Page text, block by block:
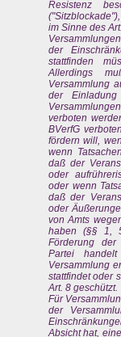
Resistenz
im Sinne des
der
stattfinden
Allerdings
Versammlung
der
verboten
BVerfG
fördern will,
wenn
daß der
oder
oder wenn
daß der
oder
von Amts
haben (§§ 1,
Förderung
Partei
Versammlung
stattfindet oder
Art. 8 geschützt.
Für
der
Absicht hat,